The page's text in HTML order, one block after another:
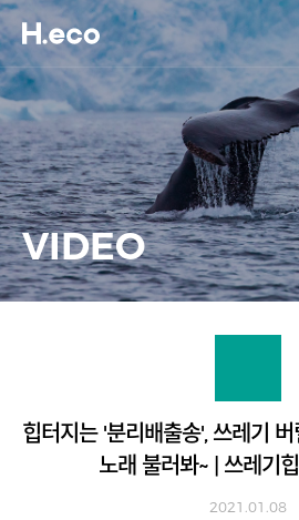
VIDEO
힙터지는 '분리배출송', 쓰레기
노래 불러봐~ | 쓰레기
2021.01.08